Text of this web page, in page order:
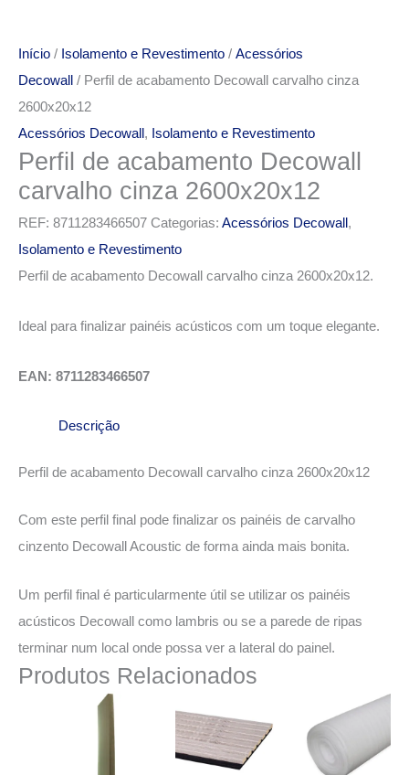
Início / Isolamento e Revestimento / Acessórios
Decowall
/ Perfil de acabamento Decowall carvalho cinza
2600x20x12
Acessórios Decowall , Isolamento e Revestimento
Perfil de acabamento Decowall
carvalho cinza 2600x20x12
REF: 8711283466507 Categorias: Acessórios Decowall ,
Isolamento e Revestimento
Perfil de acabamento Decowall carvalho cinza 2600x20x12.
Ideal para finalizar painéis acústicos com um toque elegante.
EAN: 8711283466507
Descrição
Perfil de acabamento Decowall carvalho cinza 2600x20x12
Com este perfil final pode finalizar os painéis de carvalho
cinzento Decowall Acoustic de forma ainda mais bonita.
Um perfil final é particularmente útil se utilizar os painéis
acústicos Decowall como lambris ou se a parede de ripas
terminar num local onde possa ver a lateral do painel.
Produtos Relacionados